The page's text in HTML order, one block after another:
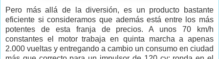
Pero más allá de la diversión, es un producto bastante
eficiente si consideramos que además está entre los más
potentes de esta franja de precios. A unos 70 km/h
constantes el motor trabaja en quinta marcha a apenas
2.000 vueltas y entregando a cambio un consumo en ciudad